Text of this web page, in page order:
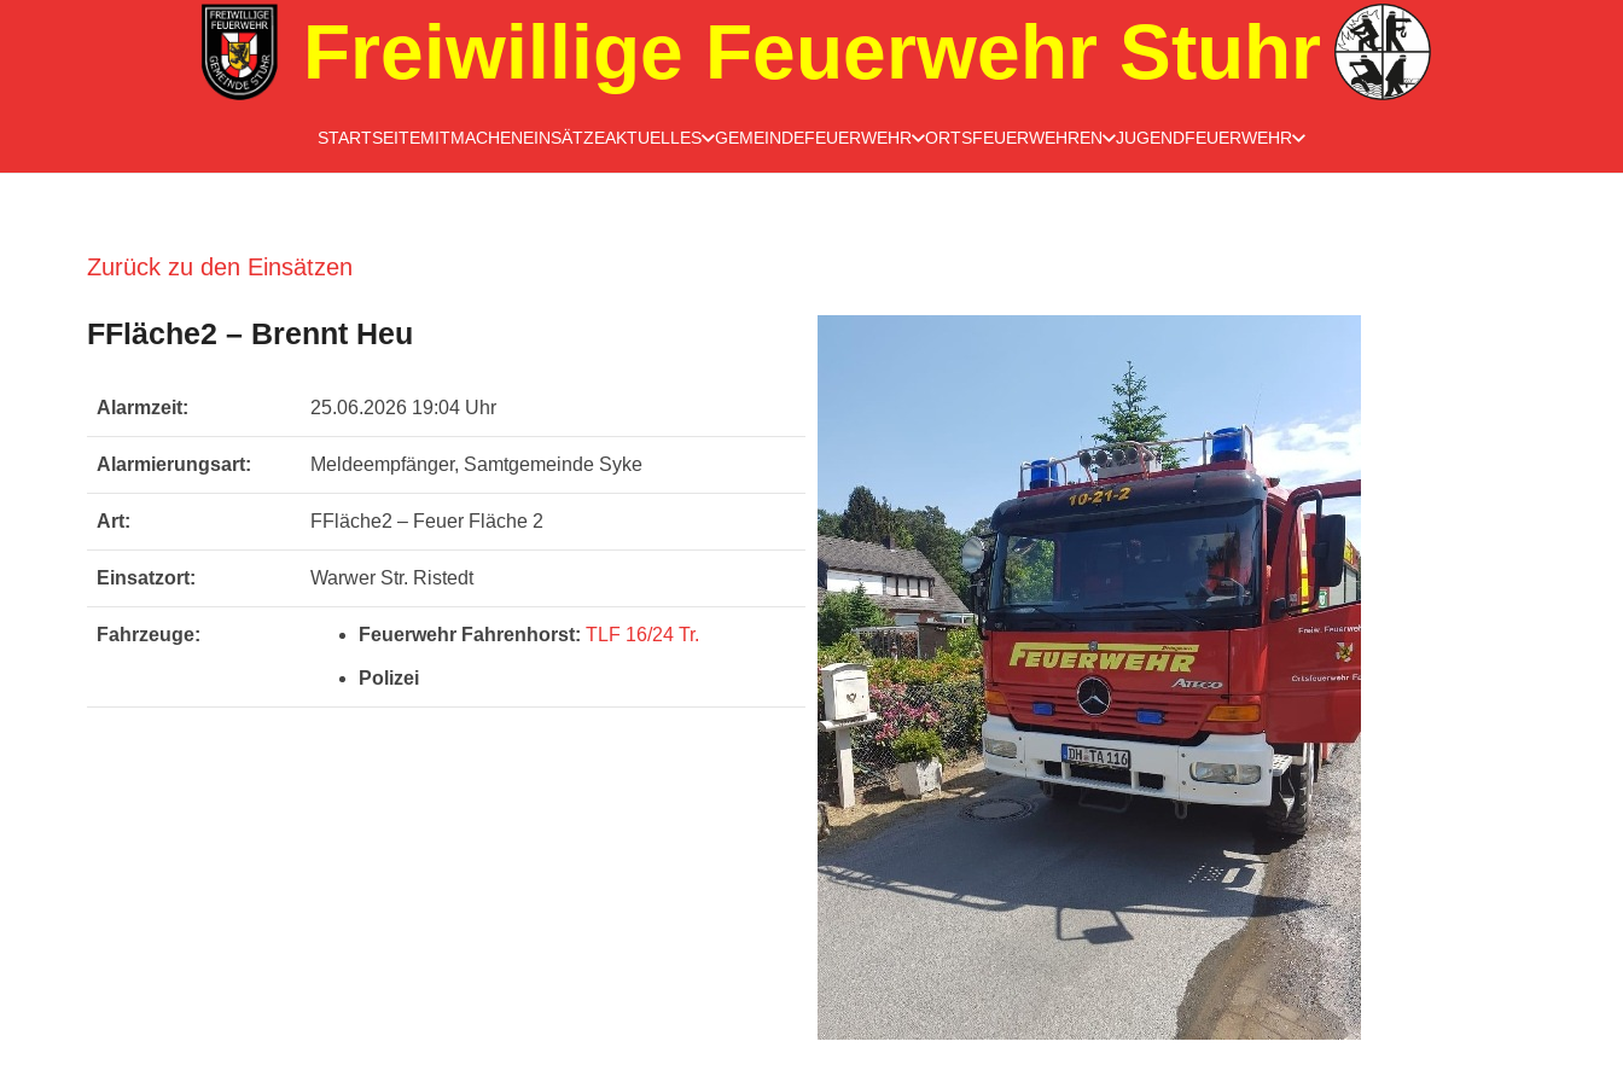
Freiwillige Feuerwehr Stuhr
STARTSEITEMITMACHENEINSÄTZEAKTUELLES GEMEINDEFEUERWEHR ORTSFEUERWEHREN JUGENDFEUERWEHR
Zurück zu den Einsätzen
FFläche2 – Brennt Heu
Alarmzeit: 25.06.2026 19:04 Uhr
Alarmierungsart: Meldeempfänger, Samtgemeinde Syke
Art: FFläche2 – Feuer Fläche 2
Einsatzort: Warwer Str. Ristedt
Fahrzeuge: Feuerwehr Fahrenhorst: TLF 16/24 Tr.
Polizei